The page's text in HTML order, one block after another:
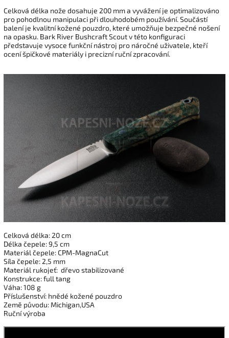
Celková délka nože dosahuje 200 mm a vyvážení je optimalizováno
pro pohodlnou manipulaci při dlouhodobém používání. Součástí
balení je kvalitní kožené pouzdro, které umožňuje bezpečné nošení
na opasku. Bark River Bushcraft Scout v této konfiguraci
představuje vysoce funkční nástroj pro náročné uživatele, kteří
ocení špičkové materiály i precizní ruční zpracování.
Celková délka: 20 cm
Délka čepele: 9,5 cm
Materiál čepele: CPM-MagnaCut
Síla čepele: 2,5 mm
Materiál rukojeť: dřevo stabilizované
Konstrukce: full tang
Váha: 108 g
Příslušenství: hnědé kožené pouzdro
Země původu: Michigan,USA
Ruční výroba